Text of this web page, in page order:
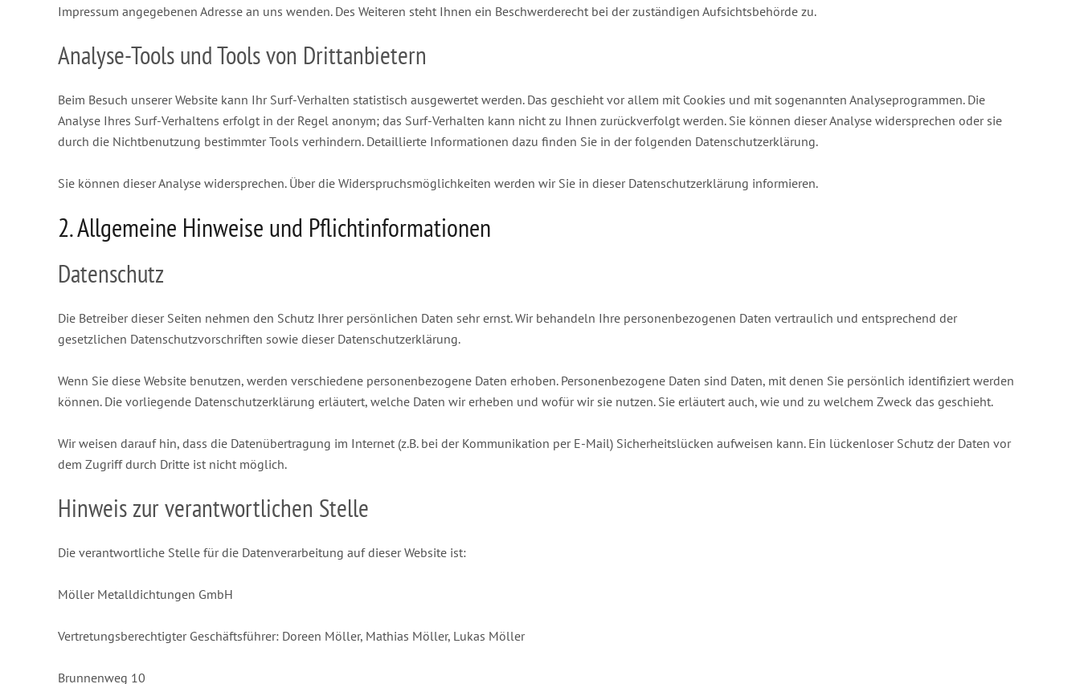
Impressum angegebenen Adresse an uns wenden. Des Weiteren steht Ihnen ein Beschwerderecht bei der zuständigen Aufsichtsbehörde zu.
Analyse-Tools und Tools von Drittanbietern
Beim Besuch unserer Website kann Ihr Surf-Verhalten statistisch ausgewertet werden. Das geschieht vor allem mit Cookies und mit sogenannten Analyseprogrammen. Die
Analyse Ihres Surf-Verhaltens erfolgt in der Regel anonym; das Surf-Verhalten kann nicht zu Ihnen zurückverfolgt werden. Sie können dieser Analyse widersprechen oder sie
durch die Nichtbenutzung bestimmter Tools verhindern. Detaillierte Informationen dazu finden Sie in der folgenden Datenschutzerklärung.
Sie können dieser Analyse widersprechen. Über die Widerspruchsmöglichkeiten werden wir Sie in dieser Datenschutzerklärung informieren.
2. Allgemeine Hinweise und Pflichtinformationen
Datenschutz
Die Betreiber dieser Seiten nehmen den Schutz Ihrer persönlichen Daten sehr ernst. Wir behandeln Ihre personenbezogenen Daten vertraulich und entsprechend der
gesetzlichen Datenschutzvorschriften sowie dieser Datenschutzerklärung.
Wenn Sie diese Website benutzen, werden verschiedene personenbezogene Daten erhoben. Personenbezogene Daten sind Daten, mit denen Sie persönlich identifiziert werden
können. Die vorliegende Datenschutzerklärung erläutert, welche Daten wir erheben und wofür wir sie nutzen. Sie erläutert auch, wie und zu welchem Zweck das geschieht.
Wir weisen darauf hin, dass die Datenübertragung im Internet (z.B. bei der Kommunikation per E-Mail) Sicherheitslücken aufweisen kann. Ein lückenloser Schutz der Daten vor
dem Zugriff durch Dritte ist nicht möglich.
Hinweis zur verantwortlichen Stelle
Die verantwortliche Stelle für die Datenverarbeitung auf dieser Website ist:
Möller Metalldichtungen GmbH
Vertretungsberechtigter Geschäftsführer: Doreen Möller, Mathias Möller, Lukas Möller
Brunnenweg 10